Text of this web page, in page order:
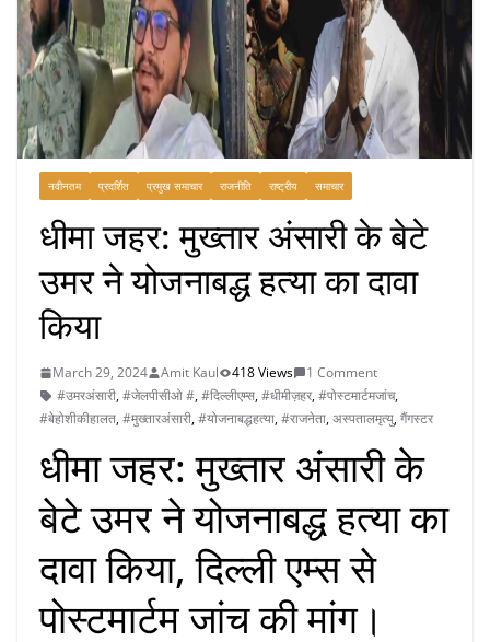
नवीनतम प्रदर्शित प्रमुख समाचार राजनीति राष्ट्रीय समाचार
धीमा जहर: मुख्तार अंसारी के बेटे
उमर ने योजनाबद्ध हत्या का दावा
किया
March 29, 2024 Amit Kaul 418 Views
1 Comment
#उमरअंसारी,#जेलपीसीओ #,#दिल्लीएम्स,#धीमीज़हर,#पोस्टमार्टमजांच,
#बेहोशीकीहालत,#मुख्तारअंसारी,#योजनाबद्धहत्या,#राजनेता,अस्पतालमृत्यु,गैंगस्टर
धीमा जहर: मुख्तार अंसारी के
बेटे उमर ने योजनाबद्ध हत्या का
दावा किया, दिल्ली एम्स से
पोस्टमार्टम जांच की मांग।